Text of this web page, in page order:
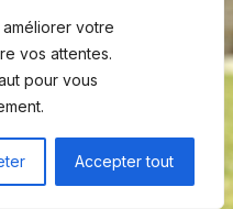
votre
vos attentes.
pour vous
Accepter tout